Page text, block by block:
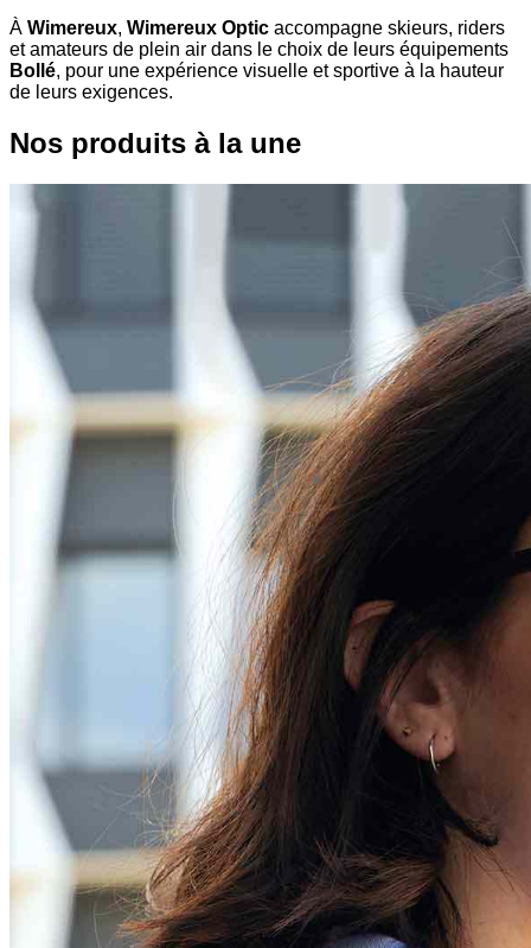
À Wimereux, Wimereux Optic accompagne skieurs, riders
et amateurs de plein air dans le choix de leurs équipements
Bollé, pour une expérience visuelle et sportive à la hauteur
de leurs exigences.
Nos produits à la une